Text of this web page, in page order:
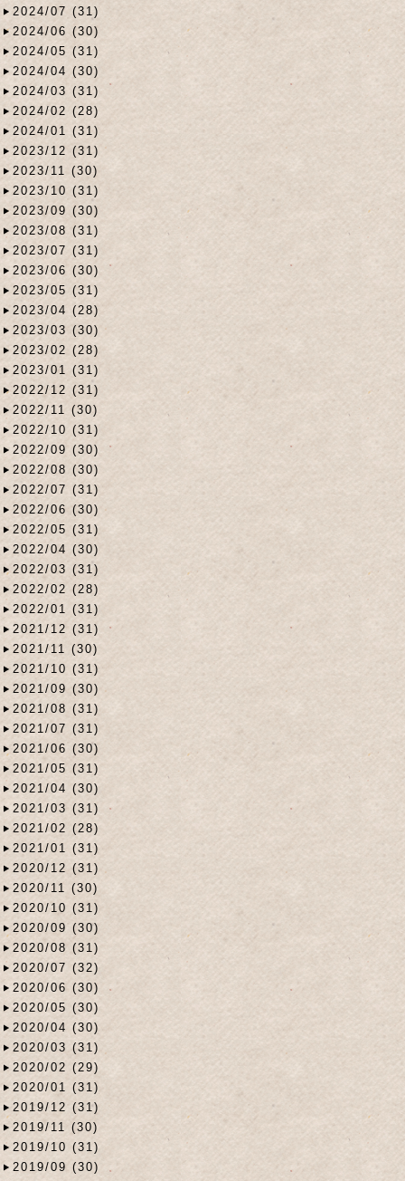
2024/07 (31)
2024/06 (30)
2024/05 (31)
2024/04 (30)
2024/03 (31)
2024/02 (28)
2024/01 (31)
2023/12 (31)
2023/11 (30)
2023/10 (31)
2023/09 (30)
2023/08 (31)
2023/07 (31)
2023/06 (30)
2023/05 (31)
2023/04 (28)
2023/03 (30)
2023/02 (28)
2023/01 (31)
2022/12 (31)
2022/11 (30)
2022/10 (31)
2022/09 (30)
2022/08 (30)
2022/07 (31)
2022/06 (30)
2022/05 (31)
2022/04 (30)
2022/03 (31)
2022/02 (28)
2022/01 (31)
2021/12 (31)
2021/11 (30)
2021/10 (31)
2021/09 (30)
2021/08 (31)
2021/07 (31)
2021/06 (30)
2021/05 (31)
2021/04 (30)
2021/03 (31)
2021/02 (28)
2021/01 (31)
2020/12 (31)
2020/11 (30)
2020/10 (31)
2020/09 (30)
2020/08 (31)
2020/07 (32)
2020/06 (30)
2020/05 (30)
2020/04 (30)
2020/03 (31)
2020/02 (29)
2020/01 (31)
2019/12 (31)
2019/11 (30)
2019/10 (31)
2019/09 (30)